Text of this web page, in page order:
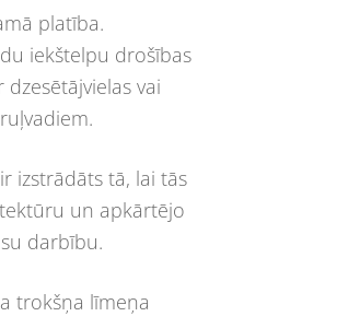
platība.
iekštelpu drošības
vai
izstrādāts tā, lai tās
un apkārtējo
darbību.
trokšņa līmeņa